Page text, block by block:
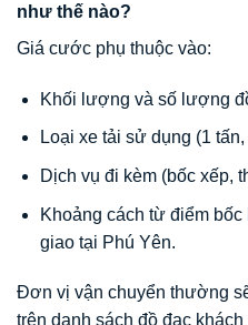
như thế nào?
Giá cước phụ thuộc vào:
Khối lượng và số lượng
Loại xe tải sử dụng (1
Dịch vụ đi kèm (bốc xếp,
Khoảng cách từ điểm
giao tại Phú Yên.
Đơn vị vận chuyển thường
trên danh sách đồ đạc